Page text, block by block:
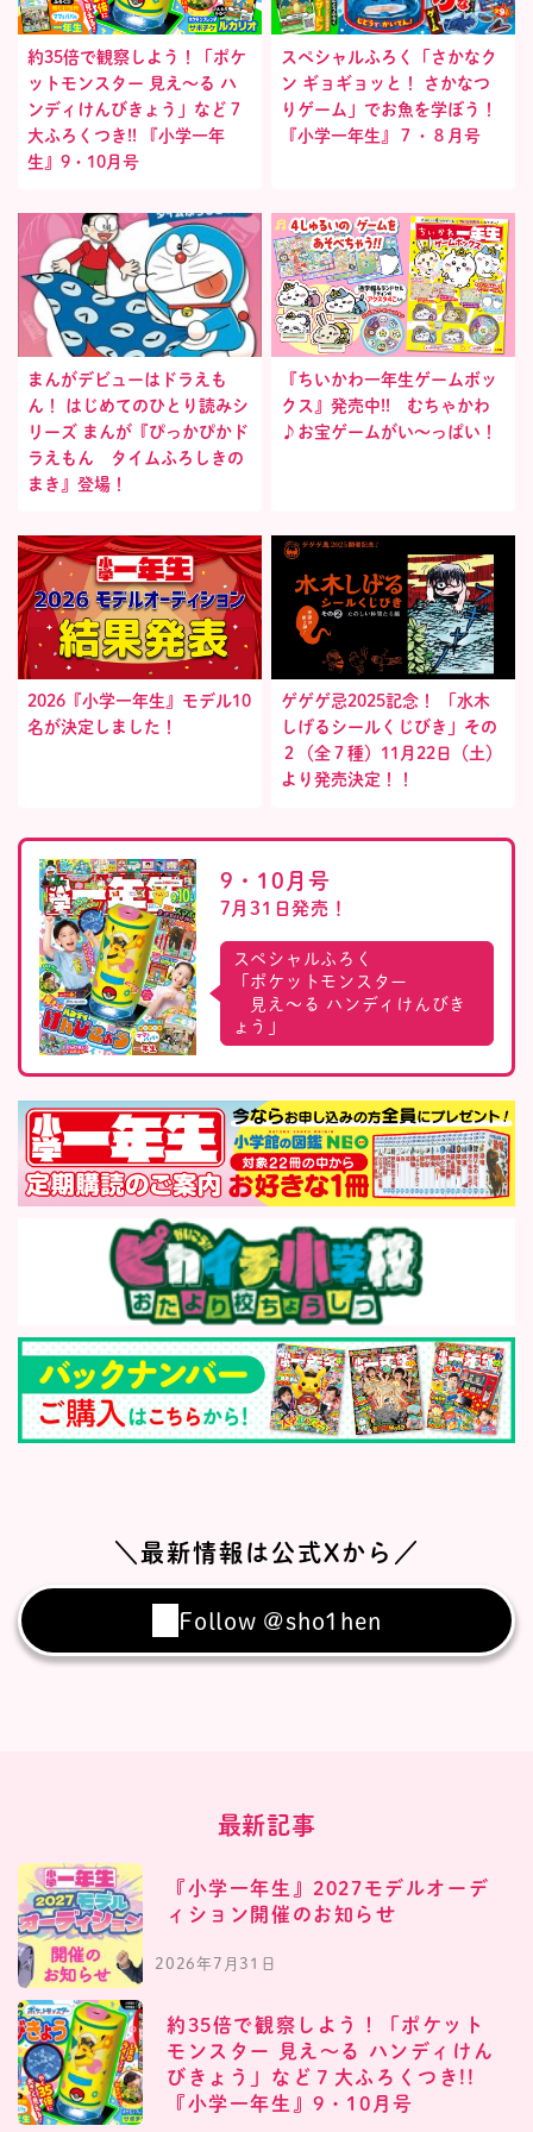
約35倍で観察しよう！「ポケ
ットモンスター 見え〜る ハ
ンディけんびきょう」など７
大ふろくつき!! 『小学一年
生』9・10月号
スペシャルふろく「さかなク
ン ギョギョッと！ さかなつ
りゲーム」でお魚を学ぼう！
『小学一年生』７・８月号
まんがデビューはドラえも
ん！ はじめてのひとり読みシ
リーズ まんが『ぴっかぴかド
ラえもん タイムふろしきの
まき』登場！
『ちいかわ一年生ゲームボッ
クス』発売中!! むちゃかわ
♪お宝ゲームがい〜っぱい！
2026『小学一年生』モデル10
名が決定しました！
ゲゲゲ忌2025記念！ 「水木
しげるシールくじびき」その
２（全７種）11月22日（土）
より発売決定！！
9・10月号
7月31日発売！
スペシャルふろく
「ポケットモンスター
見え〜る ハンディけんびき
ょう」
＼最新情報は公式Xから／
Follow @sho1hen
最新記事
『小学一年生』2027モデルオーデ
ィション開催のお知らせ
2026年7月31日
約35倍で観察しよう！「ポケット
モンスター 見え〜る ハンディけん
びきょう」など７大ふろくつき!!
『小学一年生』9・10月号